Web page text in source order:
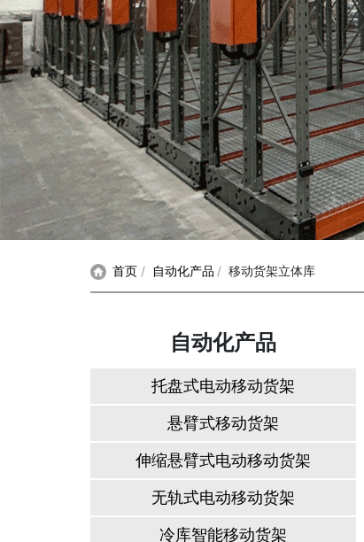
首页 自动化产品 移动货架立体库
自动化产品
托盘式电动移动货架
悬臂式移动货架
伸缩悬臂式电动移动货架
无轨式电动移动货架
冷库智能移动货架